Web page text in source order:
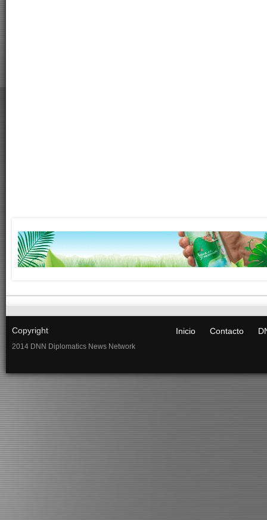
Copyright
2014 DNN Diplomatics News Network
Inicio Contacto